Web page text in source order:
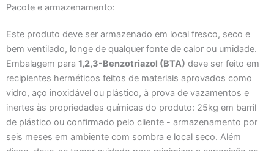
Pacote e armazenamento:
Este produto deve ser armazenado em local fresco, seco e
bem ventilado, longe de qualquer fonte de calor ou umidade.
Embalagem para 1,2,3-Benzotriazol (BTA) deve ser feito em
recipientes herméticos feitos de materiais aprovados como
vidro, aço inoxidável ou plástico, à prova de vazamentos e
inertes às propriedades químicas do produto: 25kg em barril
de plástico ou confirmado pelo cliente - armazenamento por
seis meses em ambiente com sombra e local seco. Além